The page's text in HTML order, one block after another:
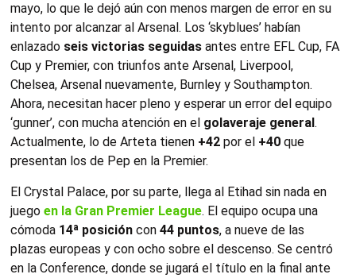
mayo, lo que le dejó aún con menos margen de error en su
intento por alcanzar al Arsenal. Los ‘skyblues’ habían
enlazado seis victorias seguidas antes entre EFL Cup, FA
Cup y Premier, con triunfos ante Arsenal, Liverpool,
Chelsea, Arsenal nuevamente, Burnley y Southampton.
Ahora, necesitan hacer pleno y esperar un error del equipo
‘gunner’, con mucha atención en el golaveraje general .
Actualmente, lo de Arteta tienen +42 por el +40 que
presentan los de Pep en la Premier.
El Crystal Palace, por su parte, llega al Etihad sin nada en
juego en la Gran Premier League. El equipo ocupa una
cómoda 14ª posición con 44 puntos, a nueve de las
plazas europeas y con ocho sobre el descenso. Se centró
en la Conference, donde se jugará el título en la final ante